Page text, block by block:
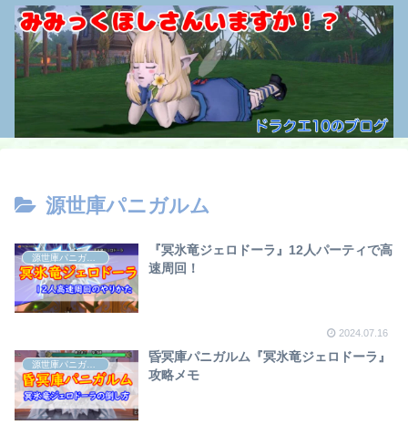
源世庫パニガルム
『冥氷竜ジェロドーラ』12人パーティで高
速周回！
2024.07.16
源世庫パニガルム
昏冥庫パニガルム『冥氷竜ジェロドーラ』
攻略メモ